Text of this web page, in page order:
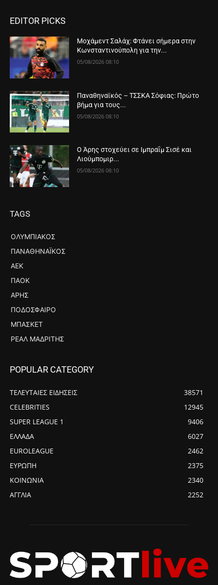
EDITOR PICKS
Μοχάμεντ Σαλάχ: Φτάνει σήμερα στην
Κωνσταντινούπολη για την...
05/08/2026 08:10
Παναθηναϊκός – ΤΣΣΚΑ Σόφιας: Πρώτο
βήμα για τους...
05/08/2026 08:10
Ο Άρης στοχεύει σε Ιμπραΐμ Σισέ και
Λιούμπομιρ...
05/08/2026 08:10
TAGS
ΟΛΥΜΠΙΑΚΌΣ
ΠΑΝΑΘΗΝΑΪΚΌΣ
ΑΕΚ
ΠΑΟΚ
ΆΡΗΣ
ΠΟΔΌΣΦΑΙΡΟ
ΜΠΆΣΚΕΤ
ΡΕΆΛ ΜΑΔΡΊΤΗΣ
POPULAR CATEGORY
ΤΕΛΕΥΤΑΙΕΣ ΕΙΔΗΣΕΙΣ
38571
CELEBRITIES
12945
SUPER LEAGUE 1
9406
ΕΛΛΑΔΑ
6027
EUROLEAGUE
2462
ΕΥΡΩΠΗ
2375
ΚΟΙΝΩΝΙΑ
2340
ΑΓΓΛΙΑ
2252